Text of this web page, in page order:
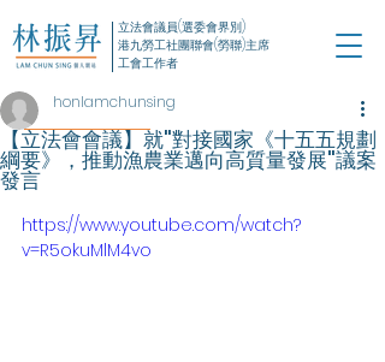
立法會議員(選委會界別)
港九勞工社團聯會(勞聯)主席
工會工作者
【立法會會議】就"對接國家《十五五規劃
綱要》，推動漁農業邁向高質量發展"議案
發言
honlamchunsing
https://www.youtube.com/watch?
v=R5okuMlM4vo